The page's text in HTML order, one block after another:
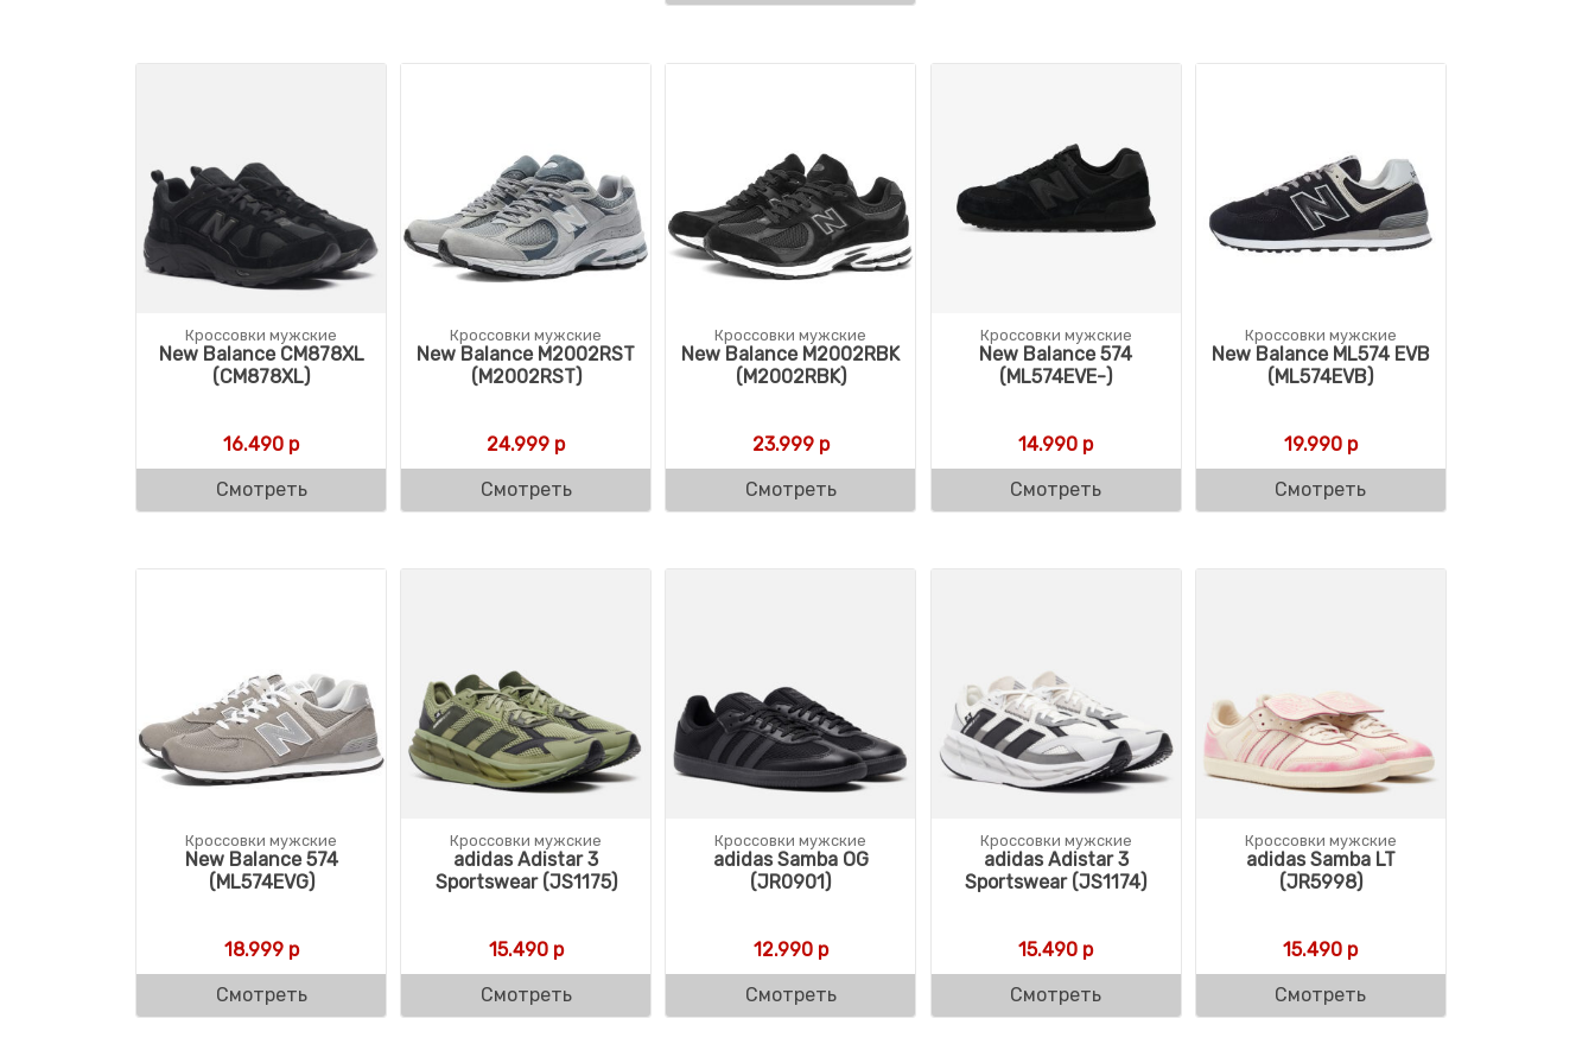
Кроссовки мужские
New Balance CM878XL
(CM878XL)
16.490 р
Смотреть
Кроссовки мужские
New Balance M2002RST
(M2002RST)
24.999 р
Смотреть
Кроссовки мужские
New Balance M2002RBK
(M2002RBK)
23.999р
Смотреть
Кроссовки мужские
New Balance 574
(ML574EVE-)
14.990 р
Смотреть
Кроссовки мужские
New Balance ML574 EVB
(ML574EVB)
19.990р
Смотреть
Кроссовки мужские
New Balance 574
(ML574EVG)
18.999р
Смотреть
Кроссовки мужские
adidas Adistar 3
Sportswear (JS1175)
15.490р
Смотреть
Кроссовки мужские
adidas Samba OG
(JR0901)
12.990р
Смотреть
Кроссовки мужские
adidas Adistar 3
Sportswear (JS1174)
15.490 р
Смотреть
Кроссовки мужские
adidas Samba LT
(JR5998)
15.490 р
Смотреть